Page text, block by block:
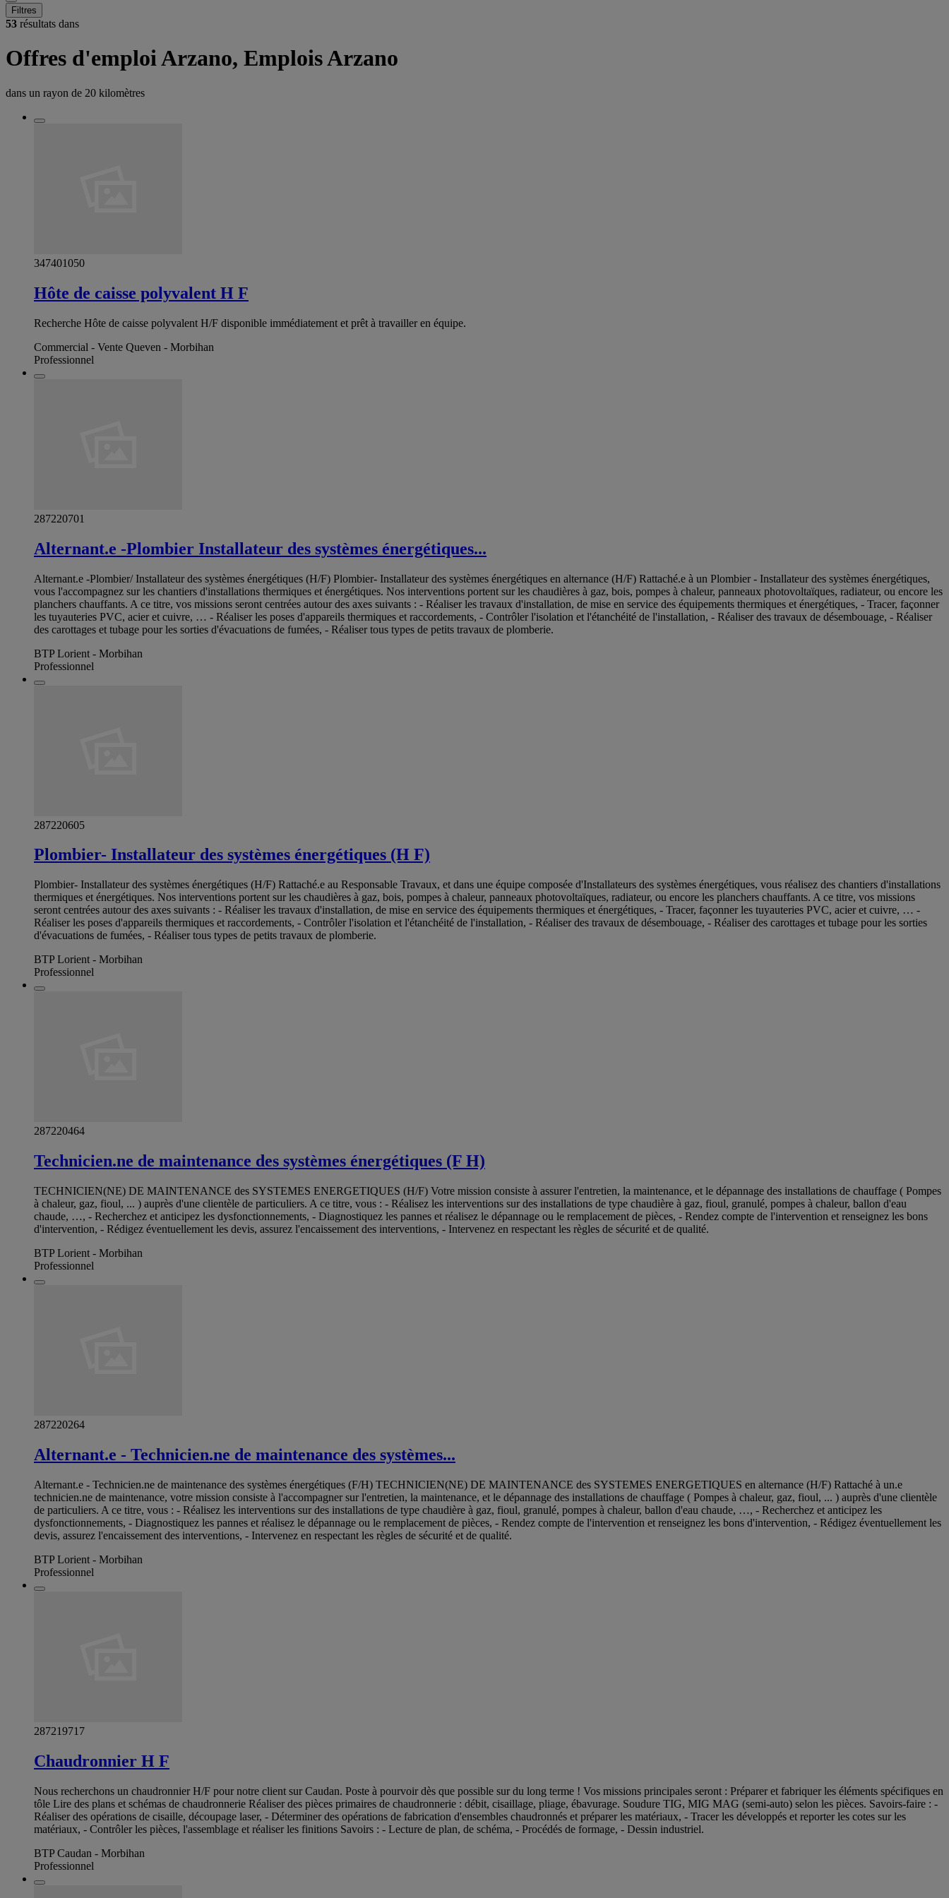
Filtres
53 résultats dans
Offres d'emploi Arzano, Emplois Arzano
dans un rayon de 20 kilomètres
347401050
Hôte de caisse polyvalent H F
Recherche Hôte de caisse polyvalent H/F disponible immédiatement et prêt à travailler en équipe.
Commercial - Vente Queven - Morbihan
Professionnel
287220701
Alternant.e -Plombier Installateur des systèmes énergétiques...
Alternant.e -Plombier/ Installateur des systèmes énergétiques (H/F) Plombier- Installateur des systèmes énergétiques en alternance (H/F) Rattaché.e à un Plombier - Installateur des systèmes énergétiques,
vous l'accompagnez sur les chantiers d'installations thermiques et énergétiques. Nos interventions portent sur les chaudières à gaz, bois, pompes à chaleur, panneaux photovoltaïques, radiateur, ou encore les
planchers chauffants. A ce titre, vos missions seront centrées autour des axes suivants : - Réaliser les travaux d'installation, de mise en service des équipements thermiques et énergétiques, - Tracer, façonner
les tuyauteries PVC, acier et cuivre, … - Réaliser les poses d'appareils thermiques et raccordements, - Contrôler l'isolation et l'étanchéité de l'installation, - Réaliser des travaux de désembouage, - Réaliser
des carottages et tubage pour les sorties d'évacuations de fumées, - Réaliser tous types de petits travaux de plomberie.
BTP Lorient - Morbihan
Professionnel
287220605
Plombier- Installateur des systèmes énergétiques (H F)
Plombier- Installateur des systèmes énergétiques (H/F) Rattaché.e au Responsable Travaux, et dans une équipe composée d'Installateurs des systèmes énergétiques, vous réalisez des chantiers d'installations
thermiques et énergétiques. Nos interventions portent sur les chaudières à gaz, bois, pompes à chaleur, panneaux photovoltaïques, radiateur, ou encore les planchers chauffants. A ce titre, vos missions
seront centrées autour des axes suivants : - Réaliser les travaux d'installation, de mise en service des équipements thermiques et énergétiques, - Tracer, façonner les tuyauteries PVC, acier et cuivre, … -
Réaliser les poses d'appareils thermiques et raccordements, - Contrôler l'isolation et l'étanchéité de l'installation, - Réaliser des travaux de désembouage, - Réaliser des carottages et tubage pour les sorties
d'évacuations de fumées, - Réaliser tous types de petits travaux de plomberie.
BTP Lorient - Morbihan
Professionnel
287220464
Technicien.ne de maintenance des systèmes énergétiques (F H)
TECHNICIEN(NE) DE MAINTENANCE des SYSTEMES ENERGETIQUES (H/F) Votre mission consiste à assurer l'entretien, la maintenance, et le dépannage des installations de chauffage ( Pompes
à chaleur, gaz, fioul, ... ) auprès d'une clientèle de particuliers. A ce titre, vous : - Réalisez les interventions sur des installations de type chaudière à gaz, fioul, granulé, pompes à chaleur, ballon d'eau
chaude, …, - Recherchez et anticipez les dysfonctionnements, - Diagnostiquez les pannes et réalisez le dépannage ou le remplacement de pièces, - Rendez compte de l'intervention et renseignez les bons
d'intervention, - Rédigez éventuellement les devis, assurez l'encaissement des interventions, - Intervenez en respectant les règles de sécurité et de qualité.
BTP Lorient - Morbihan
Professionnel
287220264
Alternant.e - Technicien.ne de maintenance des systèmes...
Alternant.e - Technicien.ne de maintenance des systèmes énergétiques (F/H) TECHNICIEN(NE) DE MAINTENANCE des SYSTEMES ENERGETIQUES en alternance (H/F) Rattaché à un.e
technicien.ne de maintenance, votre mission consiste à l'accompagner sur l'entretien, la maintenance, et le dépannage des installations de chauffage ( Pompes à chaleur, gaz, fioul, ... ) auprès d'une clientèle
de particuliers. A ce titre, vous : - Réalisez les interventions sur des installations de type chaudière à gaz, fioul, granulé, pompes à chaleur, ballon d'eau chaude, …, - Recherchez et anticipez les
dysfonctionnements, - Diagnostiquez les pannes et réalisez le dépannage ou le remplacement de pièces, - Rendez compte de l'intervention et renseignez les bons d'intervention, - Rédigez éventuellement les
devis, assurez l'encaissement des interventions, - Intervenez en respectant les règles de sécurité et de qualité.
BTP Lorient - Morbihan
Professionnel
287219717
Chaudronnier H F
Nous recherchons un chaudronnier H/F pour notre client sur Caudan. Poste à pourvoir dès que possible sur du long terme ! Vos missions principales seront : Préparer et fabriquer les éléments spécifiques en
tôle Lire des plans et schémas de chaudronnerie Réaliser des pièces primaires de chaudronnerie : débit, cisaillage, pliage, ébavurage. Soudure TIG, MIG MAG (semi-auto) selon les pièces. Savoirs-faire : -
Réaliser des opérations de cisaille, découpage laser, - Déterminer des opérations de fabrication d'ensembles chaudronnés et préparer les matériaux, - Tracer les développés et reporter les cotes sur les
matériaux, - Contrôler les pièces, l'assemblage et réaliser les finitions Savoirs : - Lecture de plan, de schéma, - Procédés de formage, - Dessin industriel.
BTP Caudan - Morbihan
Professionnel